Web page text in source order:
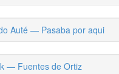
Auté — Pasaba por aqui
— Fuentes de Ortiz